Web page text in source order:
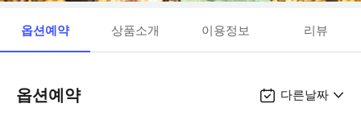
옵션예약 상품소개 이용정보 리뷰
옵션예약 다른날짜